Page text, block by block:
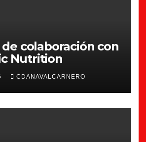
colaboración con
Nutrition
CDANAVALCARNERO